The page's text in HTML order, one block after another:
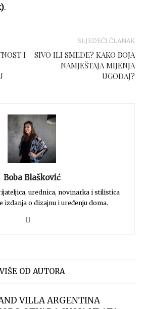
.
I
SLJEDEĆI ČLANAK
SIVO ILI SMEĐE? KAKO BOJA
NAMJEŠTAJA MIJENJA
UGOĐAJ?
Boba Blašković
urednica, novinarka i stilistica
izdanja o dizajnu i uređenju doma.
VIŠE OD AUTORA
VILLA ARGENTINA